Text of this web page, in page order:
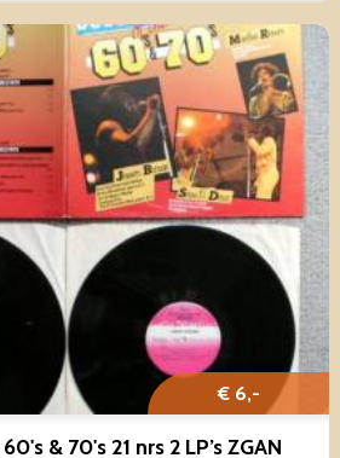
€ 6,-
& 70's 21 nrs 2 LP’s ZGAN